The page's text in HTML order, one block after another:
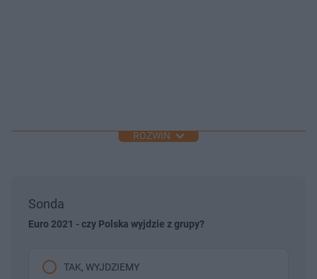
ROZWIŃ
Sonda
Euro 2021 - czy Polska wyjdzie z grupy?
TAK, WYJDZIEMY